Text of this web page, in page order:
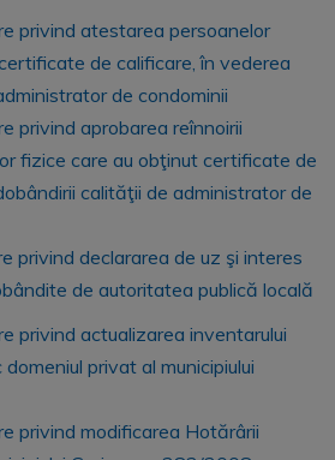
privind atestarea persoanelor
de calificare, în vederea
de condominii
privind aprobarea reînnoirii
fizice care au obţinut certificate de
calităţii de administrator de
privind declararea de uz şi interes
de autoritatea publică locală
privind actualizarea inventarului
privat al municipiului
privind modificarea Hotărârii